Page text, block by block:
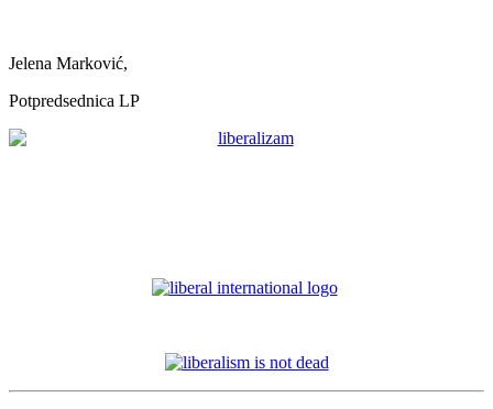
Jelena Marković,
Potpredsednica LP